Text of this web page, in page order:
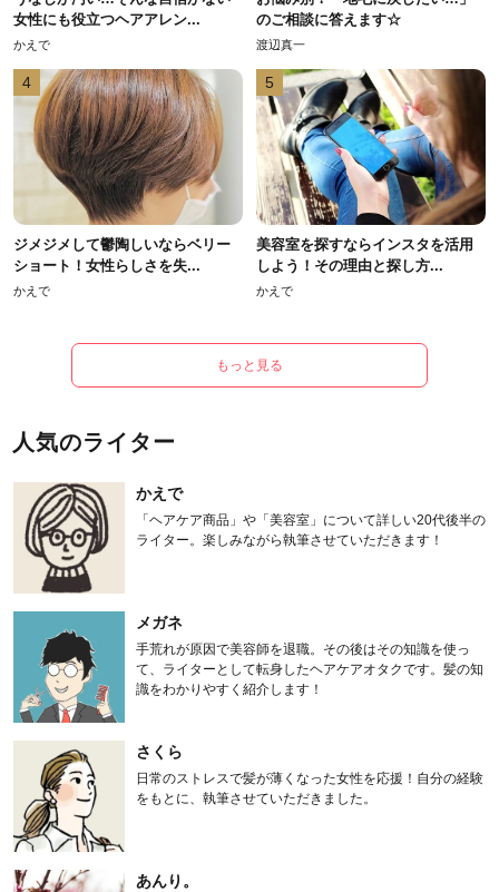
女性にも役立つヘアアレン...
かえで
のご相談に答えます☆
渡辺真一
4
ジメジメして鬱陶しいならベリー
ショート！女性らしさを失...
かえで
5
美容室を探すならインスタを活用
しよう！その理由と探し方...
かえで
もっと見る
人気のライター
かえで
「ヘアケア商品」や「美容室」について詳しい20代後半の
ライター。楽しみながら執筆させていただきます！
メガネ
手荒れが原因で美容師を退職。その後はその知識を使っ
て、ライターとして転身したヘアケアオタクです。髪の知
識をわかりやすく紹介します！
さくら
日常のストレスで髪が薄くなった女性を応援！自分の経験
をもとに、執筆させていただきました。
あんり。